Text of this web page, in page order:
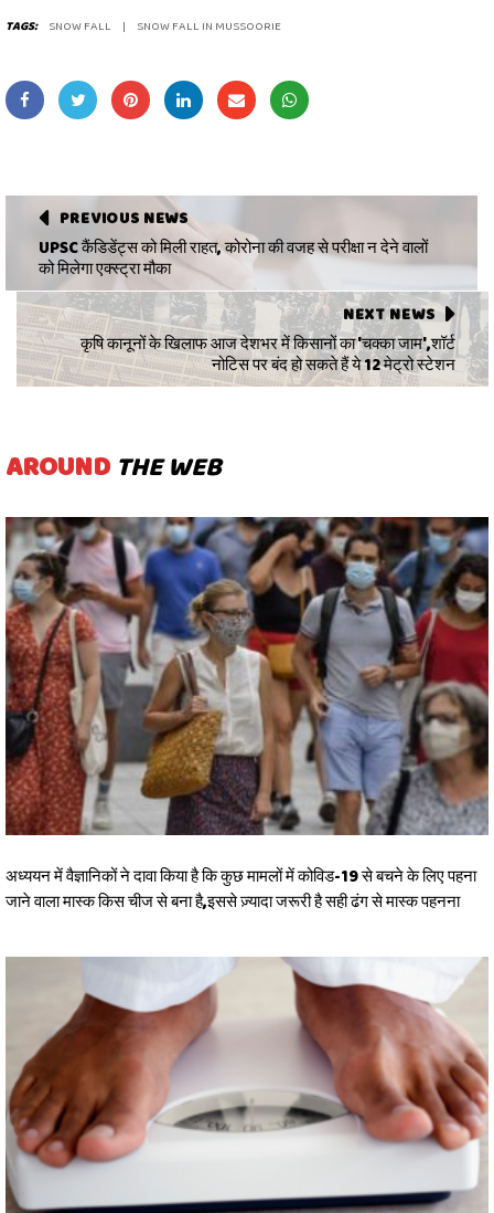
TAGS: SNOW FALL SNOW FALL IN MUSSOORIE
PREVIOUS NEWS
UPSC कैंडिडेंट्स को मिली राहत, कोरोना की वजह से परीक्षा न देने वालों
को मिलेगा एक्स्ट्रा मौका
NEXT NEWS
कृषि कानूनों के खिलाफ आज देशभर में किसानों का 'चक्का जाम',शॉर्ट
नोटिस पर बंद हो सकते हैं ये 12 मेट्रो स्टेशन
AROUND THE WEB
अध्ययन में वैज्ञानिकों ने दावा किया है कि कुछ मामलों में कोविड-19 से बचने के लिए पहना
जाने वाला मास्क किस चीज से बना है,इससे ज़्यादा जरूरी है सही ढंग से मास्क पहनना